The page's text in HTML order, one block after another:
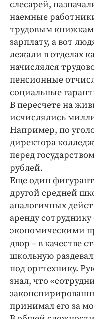
Медиаперсона
Интересное
Бренд года
Работодатель
слесарей,
наемные
трудовым
зарплату, а вот
лежали в отделах
начислялся
пенсионные
социальные
В пересчете на
исчислялись
Например, по
директора
перед
рублей.
Еще один фигурант
другой средней
аналогичных
аренду сотруднику
экономическими
двор – в качестве
школьную
под оргтехнику.
знал, что
принимал его за